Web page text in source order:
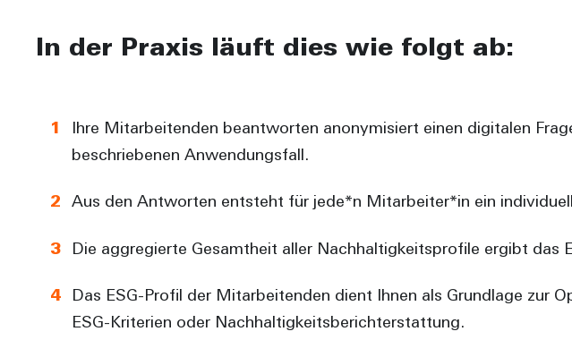
In der Praxis läuft dies wie folgt ab:
Ihre Mitarbeitenden beantworten anonymisiert einen digitalen
beschriebenen Anwendungsfall.
Aus den Antworten entsteht für jede*n Mitarbeiter*in ein
Die aggregierte Gesamtheit aller Nachhaltigkeitsprofile ergibt
Das ESG-Profil der Mitarbeitenden dient Ihnen als Grundlage zur
ESG-Kriterien oder Nachhaltigkeitsberichterstattung.